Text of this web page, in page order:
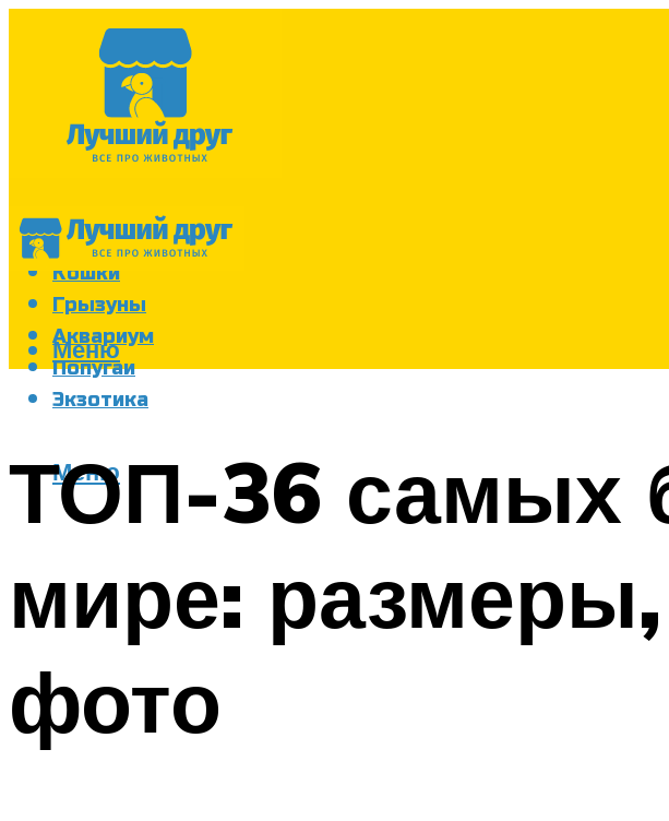
Собаки
Кошки
Грызуны
Аквариум
Попугаи
Экзотика
Меню
Меню
ТОП-36 самых
мире:
фото